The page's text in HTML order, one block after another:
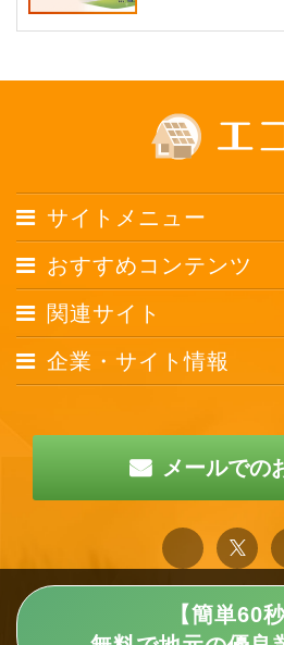
【簡単60秒
サイトメニュー
おすすめコンテンツ
関連サイト
企業・サイト情報
メールでの